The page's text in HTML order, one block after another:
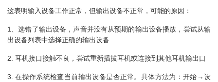
这表明输入设备工作正常，但输出设备不正常，可能的原因：
1、选错了输出设备，声音并没有从预期的输出设备播放，尝试从输
出设备列表中选择正确的输出设备
2. 耳机接口接触不良，尝试重新插拔耳机或连接到其他耳机输出口
3. 在操作系统检查当前输出设备是否正常。具体方法为：开始→设